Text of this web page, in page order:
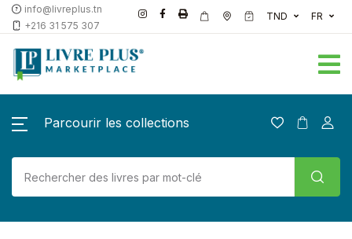
info@livreplus.tn
+216 31 575 307
TND FR
Parcourir les collections